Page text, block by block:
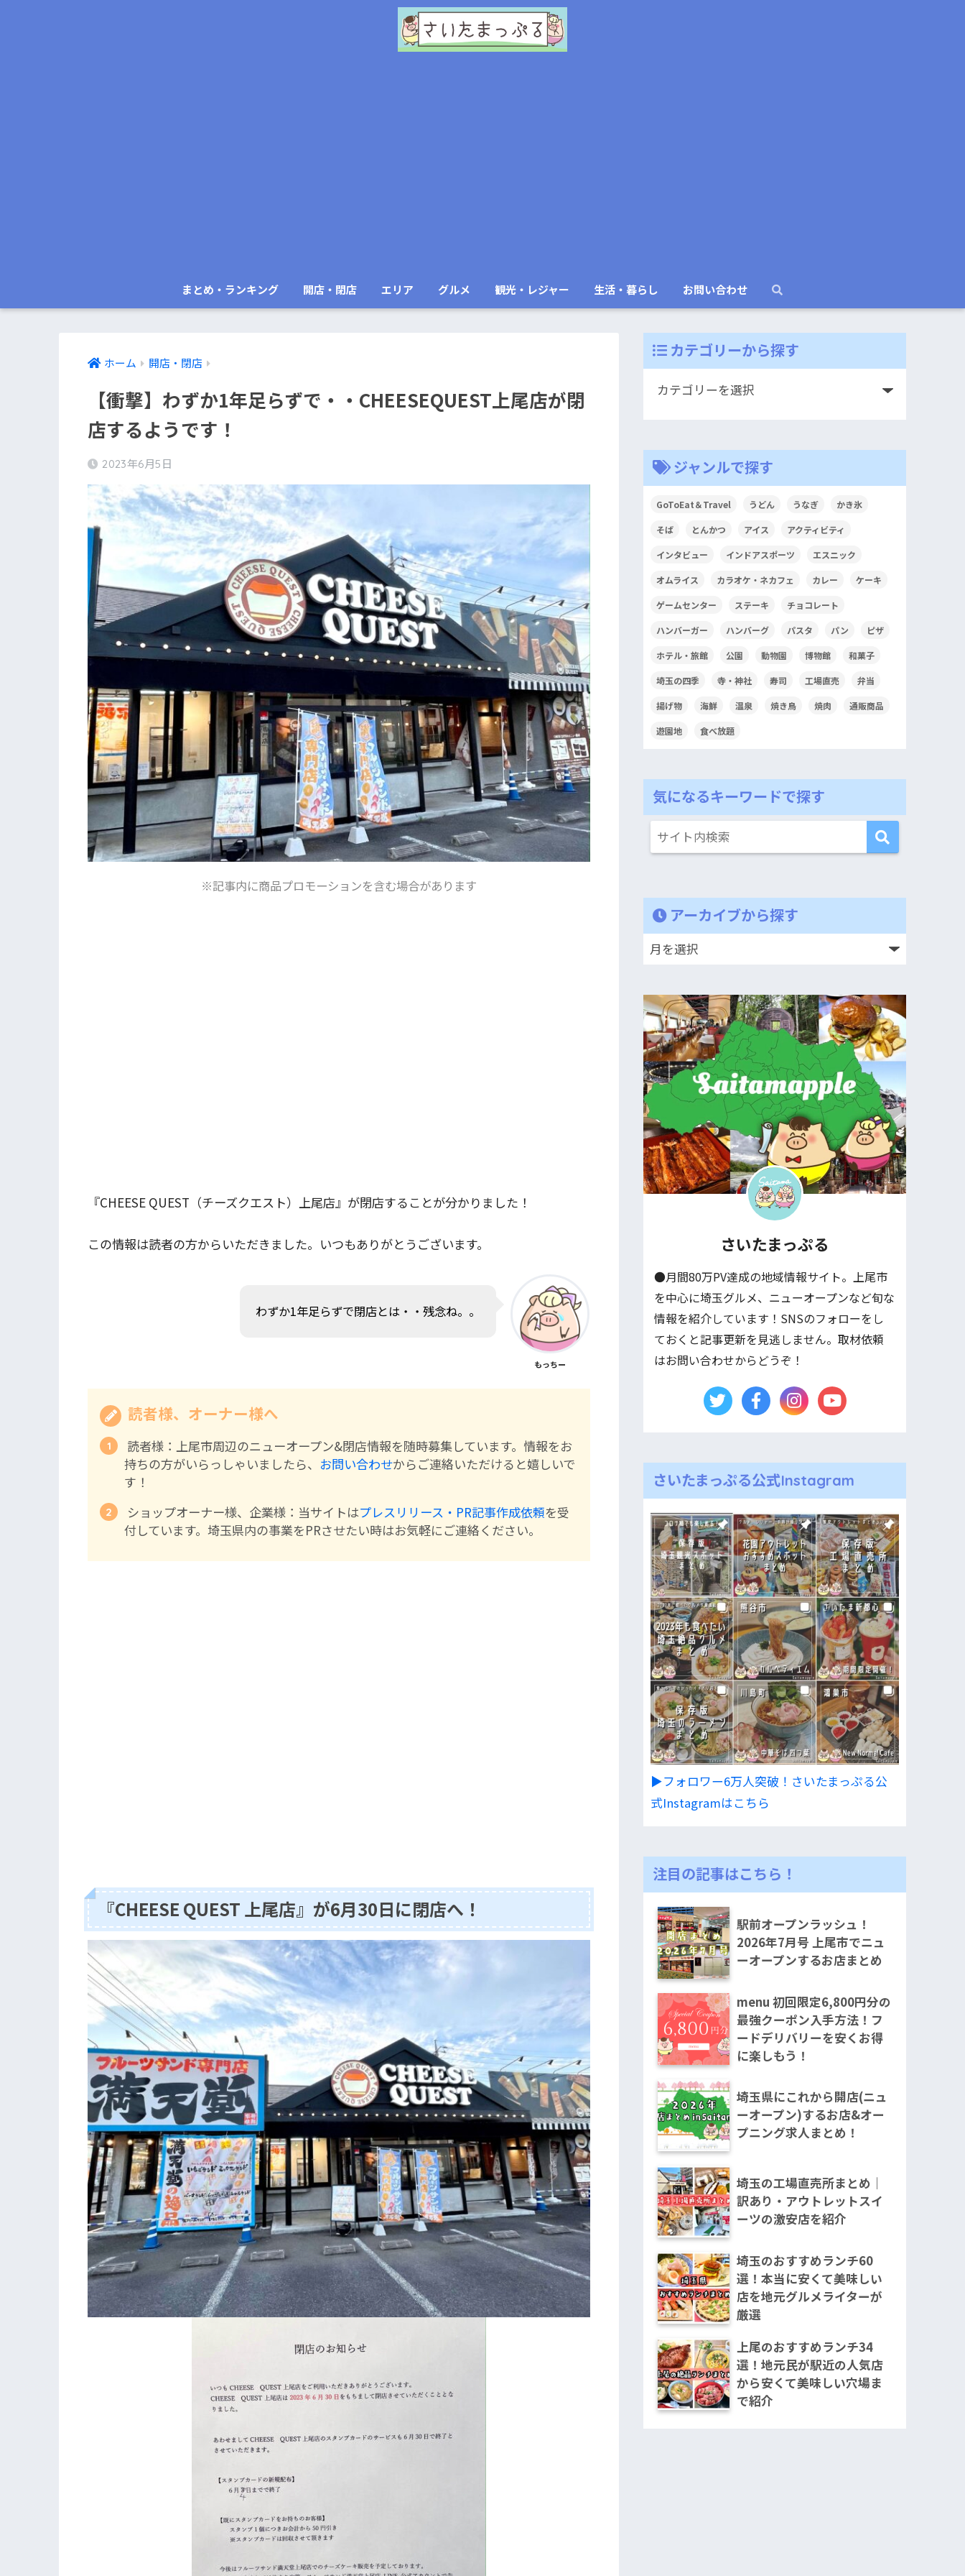
まとめ・ランキング 開店・閉店 エリア グルメ 観光・レジャー 生活・暮らし お問い合わせ
ホーム 開店・閉店
【衝撃】わずか1年足らずで・・CHEESEQUEST上尾店が閉
店するようです！
2023年6月5日
※記事内に商品プロモーションを含む場合があります
『CHEESE QUEST（チーズクエスト）上尾店』が閉店することが分かりました！
この情報は読者の方からいただきました。いつもありがとうございます。
わずか1年足らずで閉店とは・・残念ね。。
もっちー
読者様、オーナー様へ
読者様：上尾市周辺のニューオープン&閉店情報を随時募集しています。情報をお
持ちの方がいらっしゃいましたら、 お問い合わせからご連絡いただけると嬉しいで
す！
ショップオーナー様、企業様：当サイトはプレスリリース・PR記事作成依頼を受
付しています。埼玉県内の事業をPRさせたい時はお気軽にご連絡ください。
『CHEESE QUEST 上尾店』が6月30日に閉店へ！
カテゴリーから探す
ジャンルで探す
GoToEat＆Travel うどん うなぎ かき氷
そば とんかつ アイス アクティビティ
インタビュー インドアスポーツ エスニック
オムライス カラオケ・ネカフェ カレー ケーキ
ゲームセンター ステーキ チョコレート
ハンバーガー ハンバーグ パスタ パン ピザ
ホテル・旅館 公園 動物園 博物館 和菓子
埼玉の四季 寺・神社 寿司 工場直売 弁当
揚げ物 海鮮 温泉 焼き鳥 焼肉 通販商品
遊園地 食べ放題
気になるキーワードで探す
アーカイブから探す
さいたまっぷる
●月間80万PV達成の地域情報サイト。上尾市
を中心に埼玉グルメ、ニューオープンなど旬な
情報を紹介しています！SNSのフォローをし
ておくと記事更新を見逃しません。取材依頼
はお問い合わせからどうぞ！
さいたまっぷる公式Instagram
▶︎フォロワー6万人突破！さいたまっぷる公
式Instagramはこちら
注目の記事はこちら！
駅前オープンラッシュ！
2026年7月号 上尾市でニュ
ーオープンするお店まとめ
menu 初回限定6,800円分の
最強クーポン入手方法！フ
ードデリバリーを安くお得
に楽しもう！
埼玉県にこれから開店(ニュ
ーオープン)するお店&オー
プニング求人まとめ！
埼玉の工場直売所まとめ｜
訳あり・アウトレットスイ
ーツの激安店を紹介
埼玉のおすすめランチ60
選！本当に安くて美味しい
店を地元グルメライターが
厳選
上尾のおすすめランチ34
選！地元民が駅近の人気店
から安くて美味しい穴場ま
で紹介